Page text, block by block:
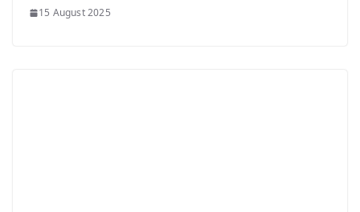
15 August 2025